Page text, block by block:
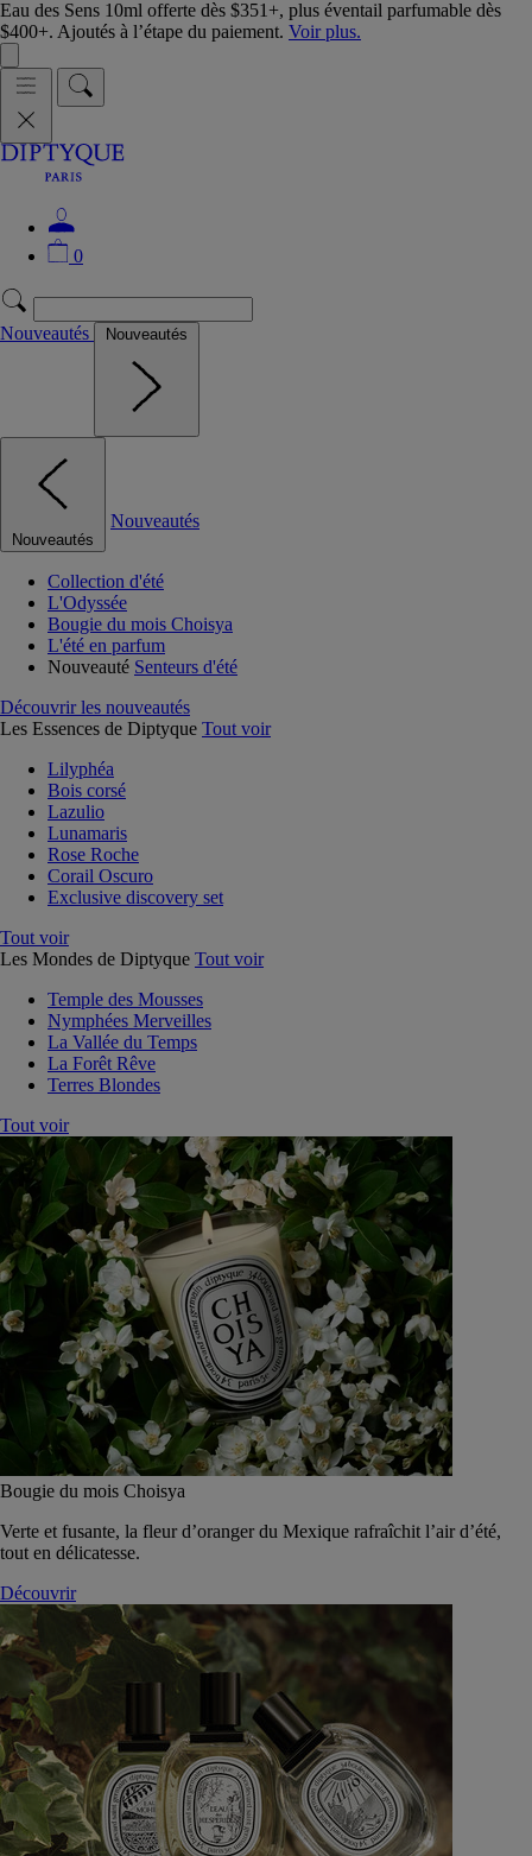
Eau des Sens 10ml offerte dès $351+, plus éventail parfumable dès
$400+. Ajoutés à l’étape du paiement. Voir plus.
0
Nouveautés Nouveautés
Nouveautés
Nouveautés
Collection d'été
L'Odyssée
Bougie du mois Choisya
L'été en parfum
Nouveauté Senteurs d'été
Découvrir les nouveautés
Les Essences de Diptyque Tout voir
Lilyphéa
Bois corsé
Lazulio
Lunamaris
Rose Roche
Corail Oscuro
Exclusive discovery set
Tout voir
Les Mondes de Diptyque Tout voir
Temple des Mousses
Nymphées Merveilles
La Vallée du Temps
La Forêt Rêve
Terres Blondes
Tout voir
Bougie du mois Choisya
Verte et fusante, la fleur d’oranger du Mexique rafraîchit l’air d’été,
tout en délicatesse.
Découvrir